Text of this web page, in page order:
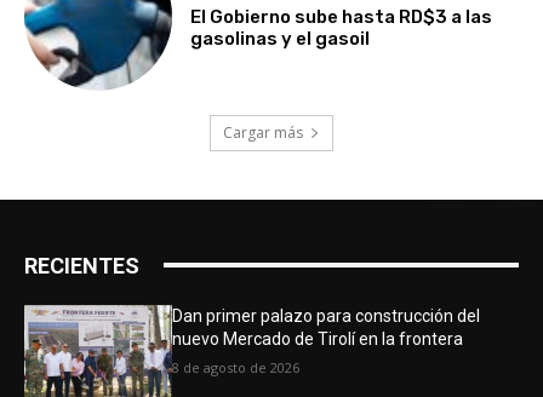
El Gobierno sube hasta RD$3 a las
gasolinas y el gasoil
Cargar más
RECIENTES
Dan primer palazo para construcción del
nuevo Mercado de Tirolí en la frontera
8 de agosto de 2026